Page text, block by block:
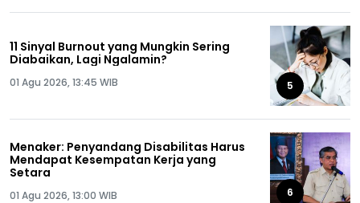
11 Sinyal Burnout yang Mungkin Sering
Diabaikan, Lagi Ngalamin?
01 Agu 2026, 13:45 WIB 5
Menaker: Penyandang Disabilitas Harus
Mendapat Kesempatan Kerja yang
Setara
01 Agu 2026, 13:00 WIB 6